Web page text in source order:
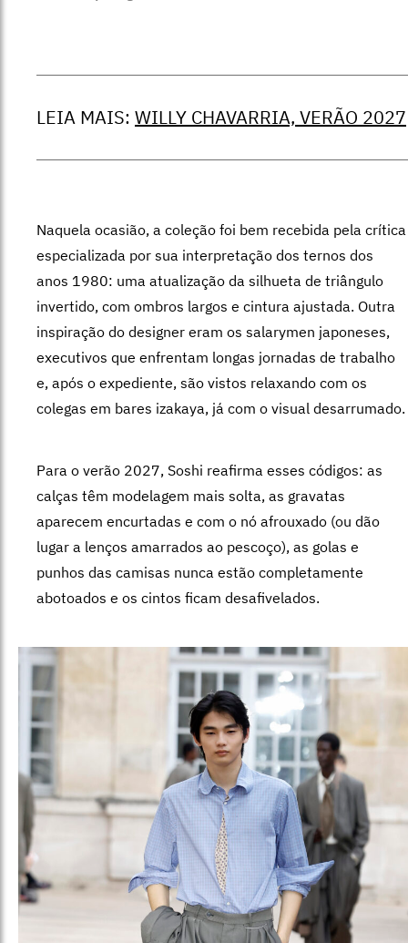
LEIA MAIS: WILLY CHAVARRIA, VERÃO 2027
Naquela ocasião, a coleção foi bem recebida pela crítica
especializada por sua interpretação dos ternos dos
anos 1980: uma atualização da silhueta de triângulo
invertido, com ombros largos e cintura ajustada. Outra
inspiração do designer eram os salarymen japoneses,
executivos que enfrentam longas jornadas de trabalho
e, após o expediente, são vistos relaxando com os
colegas em bares izakaya, já com o visual desarrumado.
Para o verão 2027, Soshi reafirma esses códigos: as
calças têm modelagem mais solta, as gravatas
aparecem encurtadas e com o nó afrouxado (ou dão
lugar a lenços amarrados ao pescoço), as golas e
punhos das camisas nunca estão completamente
abotoados e os cintos ficam desafivelados.